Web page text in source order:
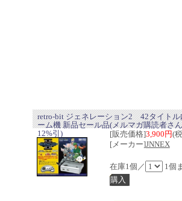
retro-bit ジェネレーション2 42タイトル
ーム機 新品セール品(メルマガ購読者さ
12%引)
[販売価格]3,900円(
[メーカー]JNNEX
在庫1個／ 1個